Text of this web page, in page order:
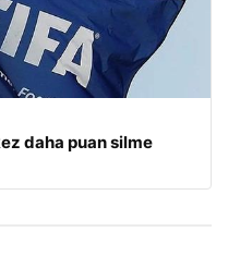
daha puan silme